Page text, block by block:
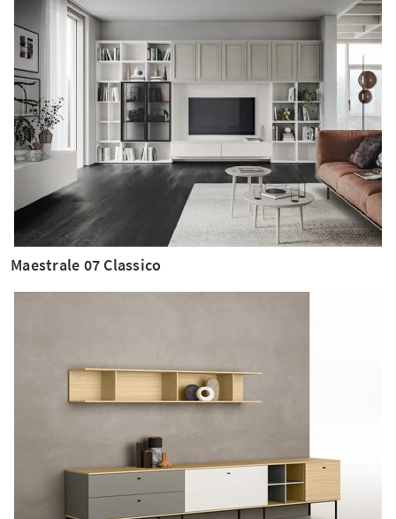
Maestrale 07 Classico